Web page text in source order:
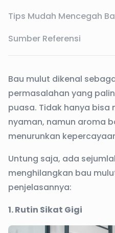
Tips Mudah Mencegah
Sumber Referensi
Bau mulut dikenal
permasalahan yang
puasa. Tidak hanya
nyaman, namun aroma
menurunkan
Untung saja, ada
menghilangkan bau
penjelasannya:
1. Rutin Sikat Gigi